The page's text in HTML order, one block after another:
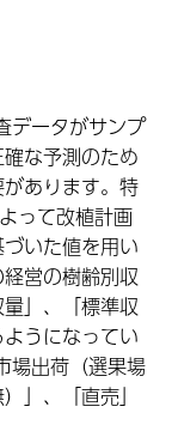
データがサンプ
な予測のため
あります。特
って改植計画
いた値を用い
営の樹齢別収
」、「標準収
うになってい
場出荷（選果場
」、「直売」